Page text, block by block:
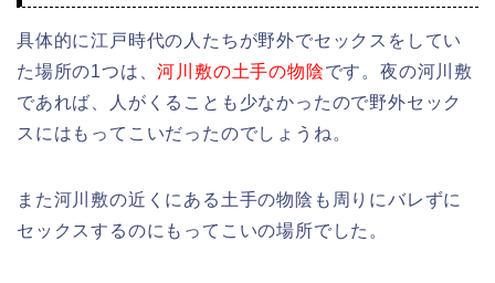
具体的に江戸時代の人たちが野外でセックスをしてい
た場所の1つは、河川敷の土手の物陰です。夜の河川敷
であれば、人がくることも少なかったので野外セック
スにはもってこいだったのでしょうね。
また河川敷の近くにある土手の物陰も周りにバレずに
セックスするのにもってこいの場所でした。